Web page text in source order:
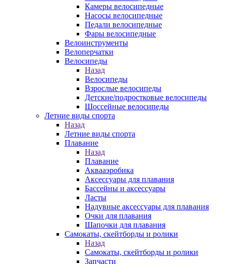
Камеры велосипедные
Насосы велосипедные
Педали велосипедные
Фары велосипедные
Велоинструменты
Велоперчатки
Велосипеды
Назад
Велосипеды
Взрослые велосипеды
Детские/подростковые велосипеды
Шоссейные велосипеды
Летние виды спорта
Назад
Летние виды спорта
Плавание
Назад
Плавание
Аквааэробика
Аксессуары для плавания
Бассейны и аксессуары
Ласты
Надувные аксессуары для плавания
Очки для плавания
Шапочки для плавания
Самокаты, скейтборды и ролики
Назад
Самокаты, скейтборды и ролики
Запчасти